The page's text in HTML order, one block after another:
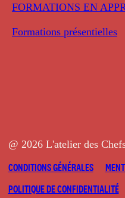
FORMATIONS EN
Formations présentielles
@ 2026 L'atelier des
CONDITIONS GÉNÉRALES
POLITIQUE DE CONFIDENTIALITÉ